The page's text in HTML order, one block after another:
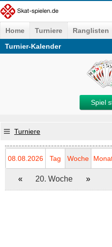
Home Turniere Ranglisten
Turnier-Kalender
Spiel
Turniere
08.08.2026 Tag Woche
« 20. Woche »